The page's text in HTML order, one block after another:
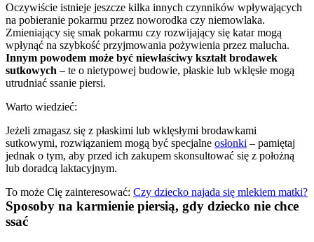
Oczywiście istnieje jeszcze kilka innych czynników wpływających
na pobieranie pokarmu przez noworodka czy niemowlaka.
Zmieniający się smak pokarmu czy rozwijający się katar mogą
Innym powodem może być niewłaściwy kształt brodawek
sutkowych – te o nietypowej budowie, płaskie lub wklęsłe mogą
utrudniać ssanie piersi.
Warto wiedzieć:
Jeżeli zmagasz się z płaskimi lub wklęsłymi brodawkami
sutkowymi, rozwiązaniem mogą być specjalne osłonki – pamiętaj
jednak o tym, aby przed ich zakupem skonsultować się z położną
lub doradcą laktacyjnym.
To może Cię zainteresować: Czy dziecko najada się mlekiem matki?
Sposoby na karmienie piersią, gdy dziecko nie chce
ssać